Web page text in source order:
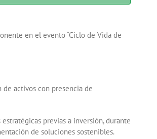
en el evento “Ciclo de Vida de
activos con presencia de
previas a inversión, durante
de soluciones sostenibles.